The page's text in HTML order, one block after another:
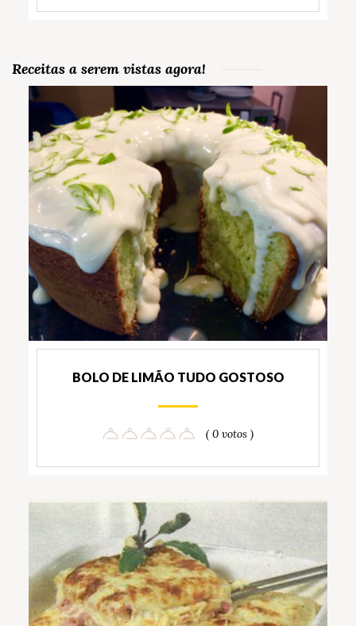
Receitas a serem vistas agora!
BOLO DE LIMÃO TUDO GOSTOSO
( 0 votos )